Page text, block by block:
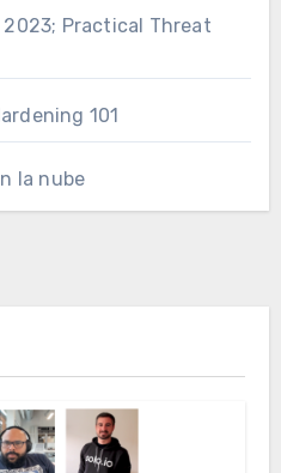
2023; Practical Threat
101
la nube